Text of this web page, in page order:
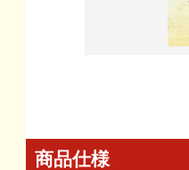
商品仕様